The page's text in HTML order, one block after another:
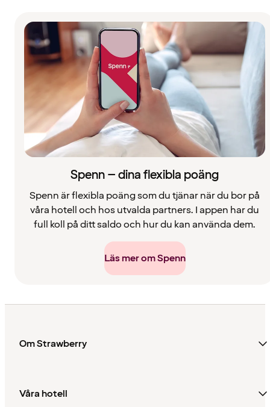
Spenn – dina flexibla poäng
Spenn är flexibla poäng som du tjänar när du bor på
våra hotell och hos utvalda partners. I appen har du
full koll på ditt saldo och hur du kan använda dem.
Läs mer om Spenn
Om Strawberry
Våra hotell